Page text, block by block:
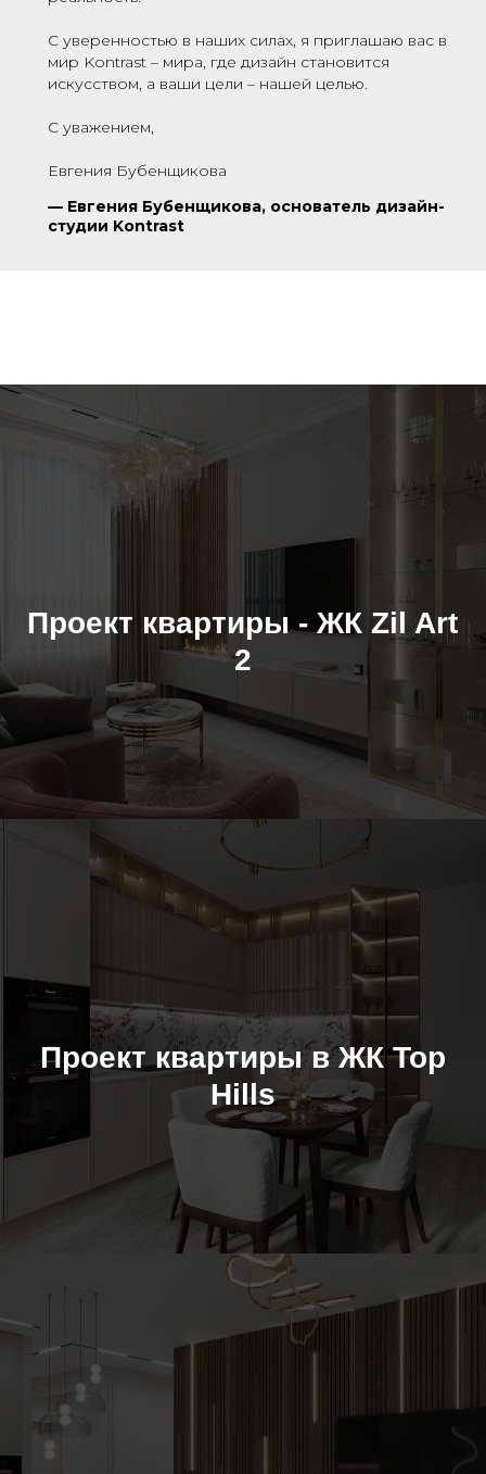
С уверенностью в наших силах, я приглашаю вас в
мир Kontrast – мира, где дизайн становится
искусством, а ваши цели – нашей целью.
С уважением,
Евгения Бубенщикова
— Евгения Бубенщикова, основатель дизайн-
студии Kontrast
Проект квартиры - ЖК Zil Art
2
Проект квартиры в ЖК Top
Hills